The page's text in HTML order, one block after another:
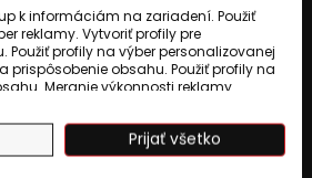
k informáciám na zariadení. Použiť
reklamy. Vytvoriť profily pre
Použiť profily na výber personalizovanej
prispôsobenie obsahu. Použiť profily na
Meranie výkonnosti reklamy.
z rôznych zdrojov. Vývoj a
obmedzených údajov na výber
Prijať všetko